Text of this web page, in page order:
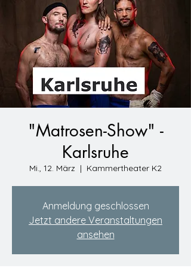
"Matrosen-Show" -
Karlsruhe
Mi., 12. März
  |
Kammertheater K2
Anmeldung geschlossen
Jetzt andere Veranstaltungen
ansehen